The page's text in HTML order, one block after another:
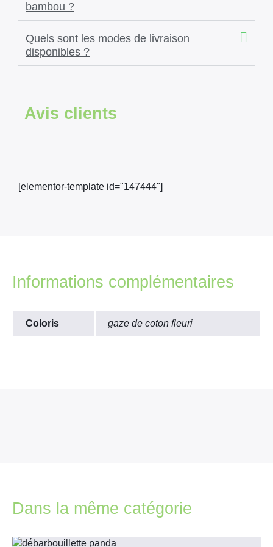
bambou ?
Quels sont les modes de livraison
disponibles ?
Avis clients
[elementor-template id="147444"]
Informations complémentaires
Coloris gaze de coton fleuri
Dans la même catégorie